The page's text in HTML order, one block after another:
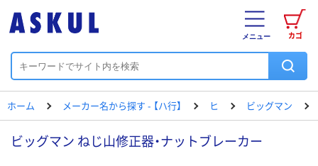
カゴ
メニュー
ホーム メーカー名から探す - 【ハ行】 ヒ ビッグマン
ビッグマン ねじ山修正器・ナットブレーカー